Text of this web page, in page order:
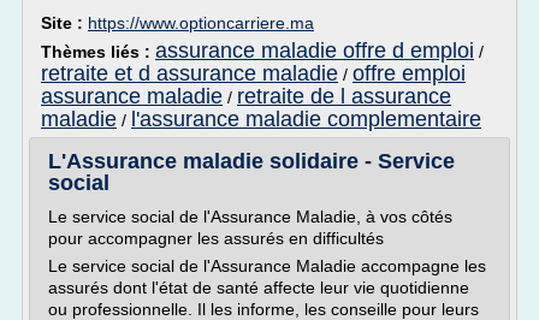
Site : https://www.optioncarriere.ma
Thèmes liés : assurance maladie offre d emploi /
retraite et d assurance maladie / offre emploi
assurance maladie / retraite de l assurance
maladie / l'assurance maladie complementaire
L'Assurance maladie solidaire - Service
social
Le service social de l'Assurance Maladie, à vos côtés
pour accompagner les assurés en difficultés
Le service social de l'Assurance Maladie accompagne les
assurés dont l'état de santé affecte leur vie quotidienne
ou professionnelle. Il les informe, les conseille pour leurs